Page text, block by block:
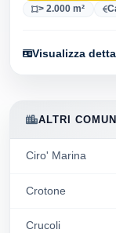
ALTRI COMUNI
Ciro' Marina
Crotone
Crucoli
> 2.000 m²
Visualizza